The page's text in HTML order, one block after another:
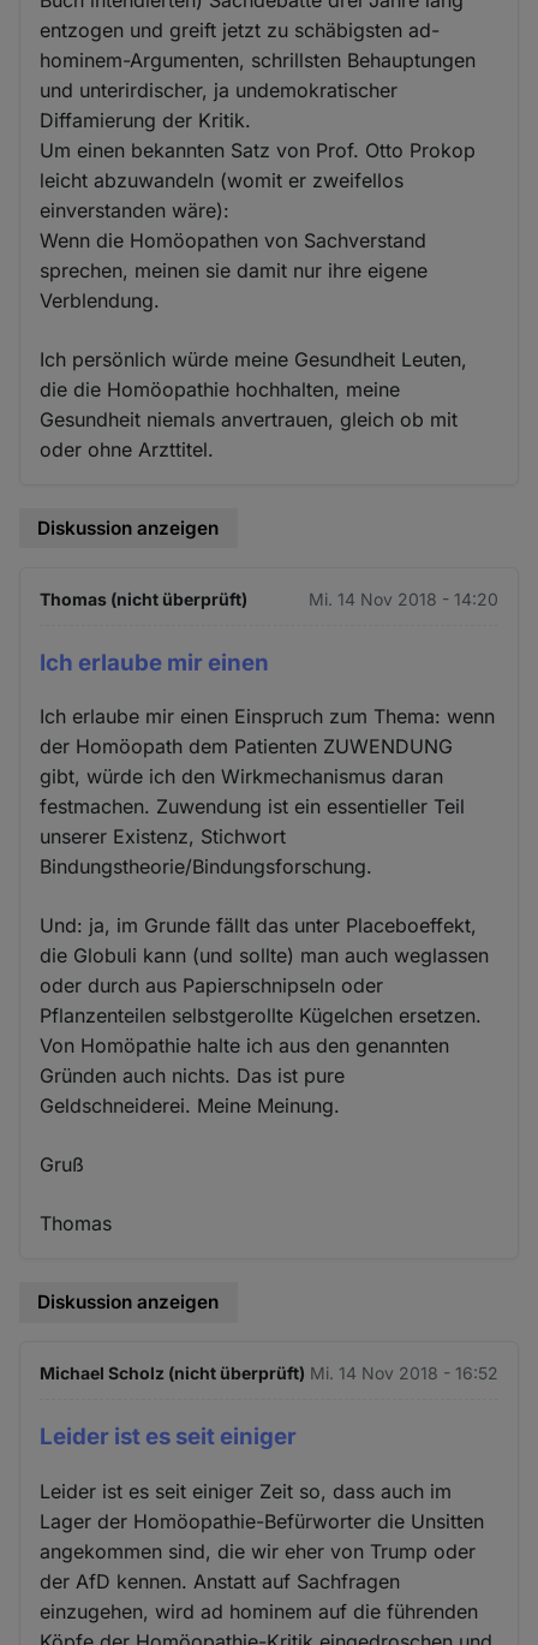
entzogen und greift jetzt zu schäbigsten ad-
hominem-Argumenten, schrillsten Behauptungen
und unterirdischer, ja undemokratischer
Diffamierung der Kritik.
Um einen bekannten Satz von Prof. Otto Prokop
leicht abzuwandeln (womit er zweifellos
einverstanden wäre):
Wenn die Homöopathen von Sachverstand
sprechen, meinen sie damit nur ihre eigene
Verblendung.
Ich persönlich würde meine Gesundheit Leuten,
die die Homöopathie hochhalten, meine
Gesundheit niemals anvertrauen, gleich ob mit
oder ohne Arzttitel.
Diskussion anzeigen
Thomas (nicht überprüft) Mi. 14 Nov 2018 - 14:20
Ich erlaube mir einen
Ich erlaube mir einen Einspruch zum Thema: wenn
der Homöopath dem Patienten ZUWENDUNG
gibt, würde ich den Wirkmechanismus daran
festmachen. Zuwendung ist ein essentieller Teil
unserer Existenz, Stichwort
Bindungstheorie/Bindungsforschung.
Und: ja, im Grunde fällt das unter Placeboeffekt,
die Globuli kann (und sollte) man auch weglassen
oder durch aus Papierschnipseln oder
Pflanzenteilen selbstgerollte Kügelchen ersetzen.
Von Homöpathie halte ich aus den genannten
Gründen auch nichts. Das ist pure
Geldschneiderei. Meine Meinung.
Gruß
Thomas
Diskussion anzeigen
Michael Scholz (nicht überprüft) Mi. 14 Nov 2018 - 16:52
Leider ist es seit einiger
Leider ist es seit einiger Zeit so, dass auch im
Lager der Homöopathie-Befürworter die Unsitten
angekommen sind, die wir eher von Trump oder
der AfD kennen. Anstatt auf Sachfragen
einzugehen, wird ad hominem auf die führenden